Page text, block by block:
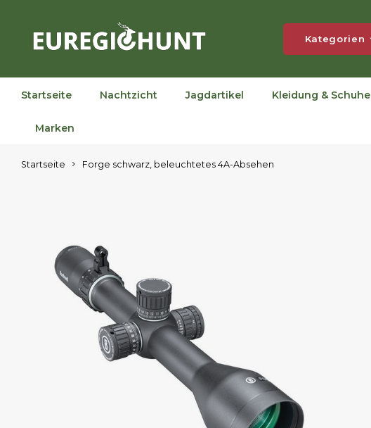
Kategorien
Startseite Nachtzicht Jagdartikel Kleidung & Schuhe
Marken
Startseite Forge schwarz, beleuchtetes 4A-Absehen